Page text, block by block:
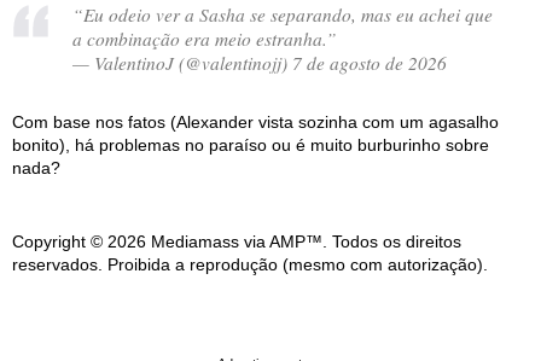
“Eu odeio ver a Sasha se separando, mas eu achei que
a combinação era meio estranha.”
— ValentinoJ (@valentinojj) 7 de agosto de 2026
Com base nos fatos (Alexander vista sozinha com um agasalho
bonito), há problemas no paraíso ou é muito burburinho sobre
nada?
Copyright © 2026 Mediamass via AMP™. Todos os direitos
reservados. Proibida a reprodução (mesmo com autorização).